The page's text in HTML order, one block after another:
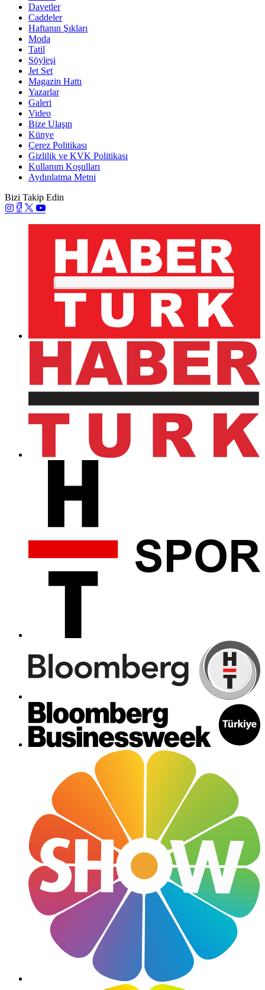
Davetler
Caddeler
Haftanın Şıkları
Moda
Tatil
Söyleşi
Jet Set
Magazin Hattı
Yazarlar
Galeri
Video
Bize Ulaşın
Künye
Çerez Politikası
Gizlilik ve KVK Politikası
Kullanım Koşulları
Aydınlatma Metni
Bizi Takip Edin